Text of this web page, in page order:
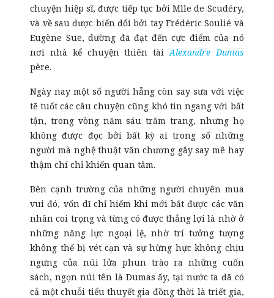
chuyện hiệp sĩ, được tiếp tục bởi Mlle de Scudéry,
và về sau được biến đổi bởi tay Frédéric Soulié và
Eugène Sue, dường đã đạt đến cực điểm của nó
nơi nhà kể chuyện thiên tàiAlexandre Dumas
père.
Ngày nay một số người hẵng còn say sưa với việc
tẽ tuốt các câu chuyện cũng khó tin ngang với bất
tận, trong vòng năm sáu trăm trang, nhưng họ
không được đọc bởi bất kỳ ai trong số những
người mà nghệ thuật văn chương gây say mê hay
thậm chí chỉ khiến quan tâm.
Bên cạnh trường của những người chuyên mua
vui đó, vốn dĩ chỉ hiếm khi mới bắt được các văn
nhân coi trọng và từng có được thắng lợi là nhờ ở
những năng lực ngoại lệ, nhờ trí tưởng tượng
không thể bị vét cạn và sự hừng hực không chịu
ngưng của núi lửa phun trào ra những cuốn
sách, ngọn núi tên là Dumas ấy, tại nước ta đã có
cả một chuỗi tiểu thuyết gia đồng thời là triết gia,